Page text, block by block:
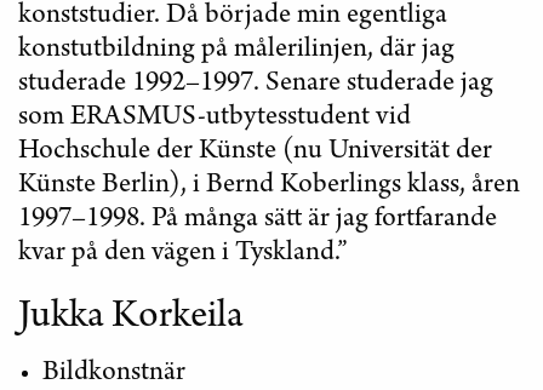
konststudier. Då började min egentliga
konstutbildning på målerilinjen, där jag
studerade 1992–1997. Senare studerade jag
som ERASMUS-utbytesstudent vid
Hochschule der Künste (nu Universität der
Künste Berlin), i Bernd Koberlings klass, åren
1997–1998. På många sätt är jag fortfarande
kvar på den vägen i Tyskland.”
Jukka Korkeila
Bildkonstnär